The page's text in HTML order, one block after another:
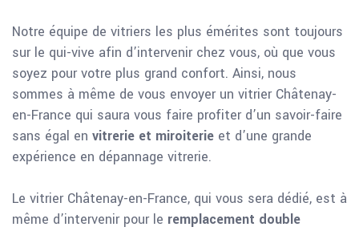
Notre équipe de vitriers les plus émérites sont toujours
sur le qui-vive afin d’intervenir chez vous, où que vous
soyez pour votre plus grand confort. Ainsi, nous
sommes à même de vous envoyer un vitrier Châtenay-
en-France qui saura vous faire profiter d’un savoir-faire
sans égal en vitrerie et miroiterie et d’une grande
expérience en dépannage vitrerie.
Le vitrier Châtenay-en-France, qui vous sera dédié, est à
même d’intervenir pour le remplacement double